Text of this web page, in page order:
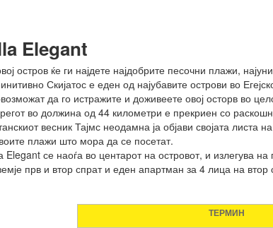
Elegant
остров ќе ги најдете најдобрите песочни плажи,
Скијатос е еден од најубавите острови во
да го истражите и доживеете овој осторв во
во должина од 44 километри е прекриен со
весник Тајмс неодамна ја објави својата листа
плажи што мора да се посетат.
Elegant се наоѓа во центарот на островот, и излегува
прв и втор спрат и еден апартман за 4 лица на втор
ТЕРМИН